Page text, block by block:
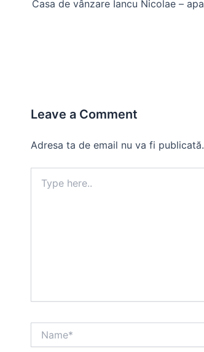
navigation
Leave a Comment
Adresa ta de email nu va fi publicată.
here..